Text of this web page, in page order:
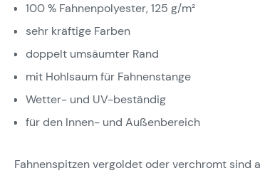
100 % Fahnenpolyester, 125 g/m²
sehr kräftige Farben
doppelt umsäumter Rand
mit Hohlsaum für Fahnenstange
Wetter- und UV-beständig
für den Innen- und Außenbereich
Fahnenspitzen vergoldet oder verchromt sind